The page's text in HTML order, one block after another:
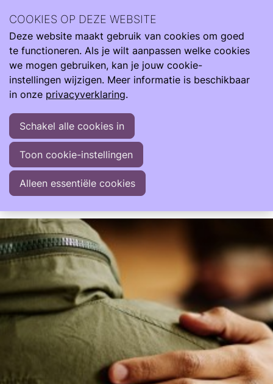
Locatie van Ouders | Ouderavond St. Antonius Utrecht
di
18
aug
Ouders | Ouderavond St. Antonius Utrecht
Aandacht voor ouders die op dat moment met
een baby in het ziekenhuis liggen. Inloop van
18.30 – 19.00 uur en start van 19.00 tot 20.00
uur.
COOKIES OP DEZE WEBSITE
Deze website maakt gebruik van cookies om goed
te functioneren. Als je wilt aanpassen welke cookies
we mogen gebruiken, kan je jouw cookie-
instellingen wijzigen. Meer informatie is beschikbaar
in onze privacyverklaring.
Schakel alle cookies in
Toon cookie-instellingen
Alleen essentiële cookies